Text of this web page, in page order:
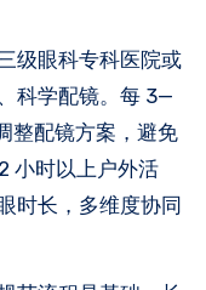
级眼科专科医院或
科学配镜。每 3—
整配镜方案，避免
小时以上户外活
时长，多维度协同